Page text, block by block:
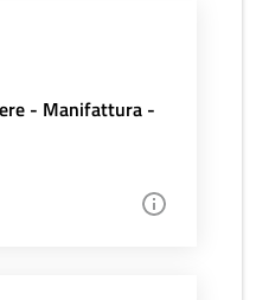
- Manifattura -